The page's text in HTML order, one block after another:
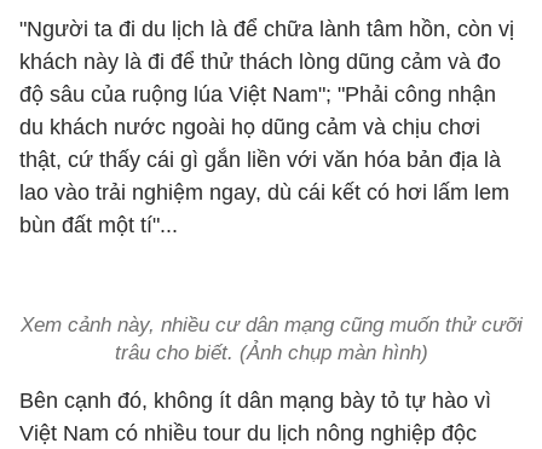
"Người ta đi du lịch là để chữa lành tâm hồn, còn vị
khách này là đi để thử thách lòng dũng cảm và đo
độ sâu của ruộng lúa Việt Nam"; "Phải công nhận
du khách nước ngoài họ dũng cảm và chịu chơi
thật, cứ thấy cái gì gắn liền với văn hóa bản địa là
lao vào trải nghiệm ngay, dù cái kết có hơi lấm lem
bùn đất một tí"...
Xem cảnh này, nhiều cư dân mạng cũng muốn thử cưỡi
trâu cho biết. (Ảnh chụp màn hình)
Bên cạnh đó, không ít dân mạng bày tỏ tự hào vì
Việt Nam có nhiều tour du lịch nông nghiệp độc